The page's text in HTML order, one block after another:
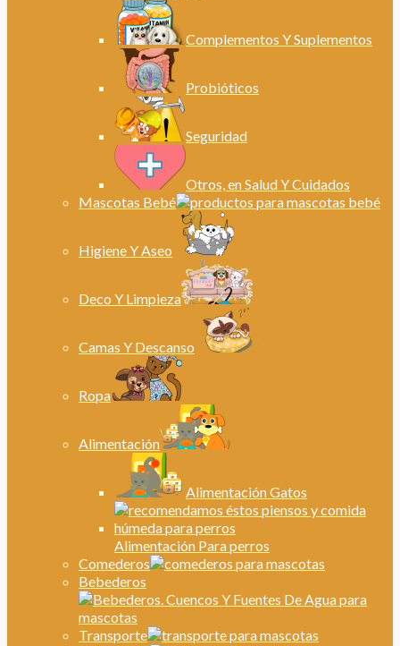
Complementos Y Suplementos
Probióticos
Seguridad
Otros, en Salud Y Cuidados
Mascotas Bebé
Higiene Y Aseo
Deco Y Limpieza
Camas Y Descanso
Ropa
Alimentación
Alimentación Gatos
Alimentación Para perros
Comederos
Bebederos
Transporte